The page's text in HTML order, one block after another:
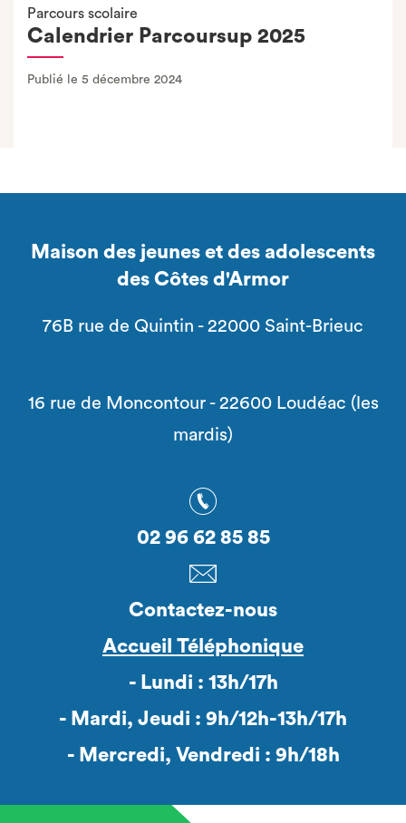
Parcours scolaire
Calendrier Parcoursup 2025
Publié le 5 décembre 2024
Maison des jeunes et des adolescents
des Côtes d'Armor
76B rue de Quintin - 22000 Saint-Brieuc
16 rue de Moncontour - 22600 Loudéac (les
mardis)
02 96 62 85 85
Contactez-nous
Accueil Téléphonique
- Lundi : 13h/17h
- Mardi, Jeudi : 9h/12h-13h/17h
- Mercredi, Vendredi : 9h/18h